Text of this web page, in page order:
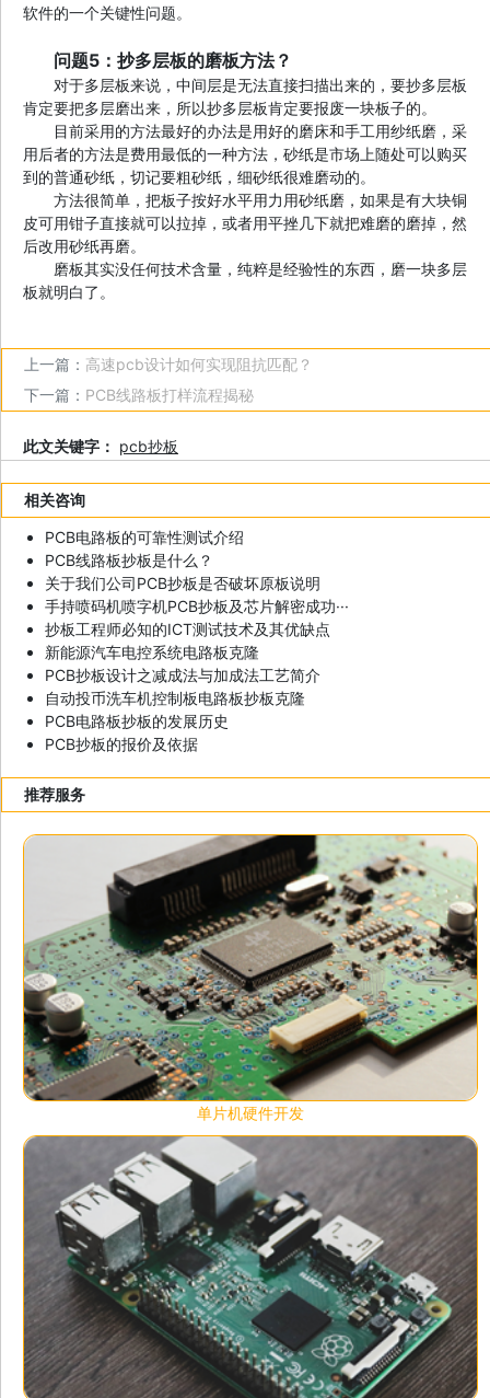
软件的一个关键性问题。
问题5：抄多层板的磨板方法？
对于多层板来说，中间层是无法直接扫描出来的，要抄多层板
肯定要把多层磨出来，所以抄多层板肯定要报废一块板子的。
目前采用的方法最好的办法是用好的磨床和手工用纱纸磨，采
用后者的方法是费用最低的一种方法，砂纸是市场上随处可以购买
到的普通砂纸，切记要粗砂纸，细砂纸很难磨动的。
方法很简单，把板子按好水平用力用砂纸磨，如果是有大块铜
皮可用钳子直接就可以拉掉，或者用平挫几下就把难磨的磨掉，然
后改用砂纸再磨。
磨板其实没任何技术含量，纯粹是经验性的东西，磨一块多层
板就明白了。
上一篇： 高速pcb设计如何实现阻抗匹配？
下一篇： PCB线路板打样流程揭秘
此文关键字： pcb抄板
相关咨询
PCB电路板的可靠性测试介绍
PCB线路板抄板是什么？
关于我们公司PCB抄板是否破坏原板说明
手持喷码机喷字机PCB抄板及芯片解密成功···
抄板工程师必知的ICT测试技术及其优缺点
新能源汽车电控系统电路板克隆
PCB抄板设计之减成法与加成法工艺简介
自动投币洗车机控制板电路板抄板克隆
PCB电路板抄板的发展历史
PCB抄板的报价及依据
推荐服务
单片机硬件开发